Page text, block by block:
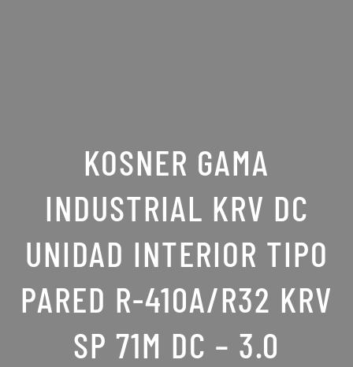
KOSNER GAMA
INDUSTRIAL KRV DC
UNIDAD INTERIOR TIPO
PARED R-410A/R32 KRV
SP 71M DC – 3.0